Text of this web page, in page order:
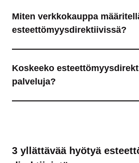
Miten verkkokauppa
esteettömyys­direktiivissä?
Koskeeko
palveluja?
3 yllättävää hyötyä